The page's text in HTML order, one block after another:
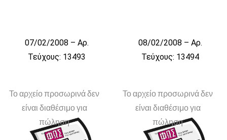
07/02/2008 – Αρ.
Τεύχους: 13493
08/02/2008 – Αρ.
Τεύχους: 13494
Το αρχείο προσωρινά δεν
είναι διαθέσιμο για
πώληση
Το αρχείο προσωρινά δεν
είναι διαθέσιμο για
πώληση